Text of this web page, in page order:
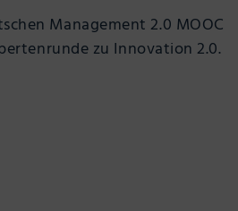
Management 2.0 MOOC
zu Innovation 2.0.